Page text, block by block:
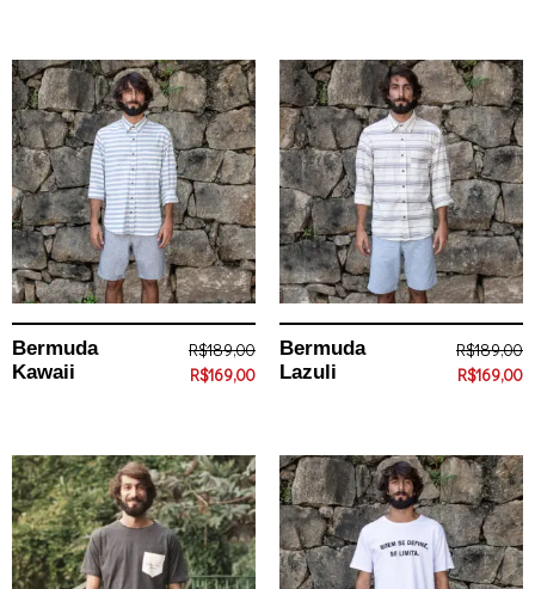
Bermuda
Kawaii
R$189,00
R$169,00
Bermuda
Lazuli
R$189,00
R$169,00